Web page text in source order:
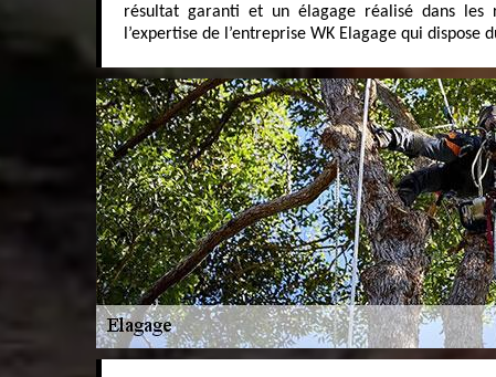
résultat garanti et un élagage réalisé dans les
l’expertise de l’entreprise WK Elagage qui dispose